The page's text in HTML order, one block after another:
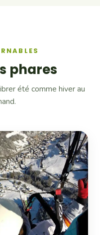
phares
été comme hiver au